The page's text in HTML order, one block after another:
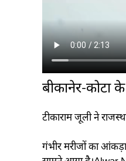
बीकानेर-कोटा
टीकाराम जूली ने
गंभीर मरीजों का